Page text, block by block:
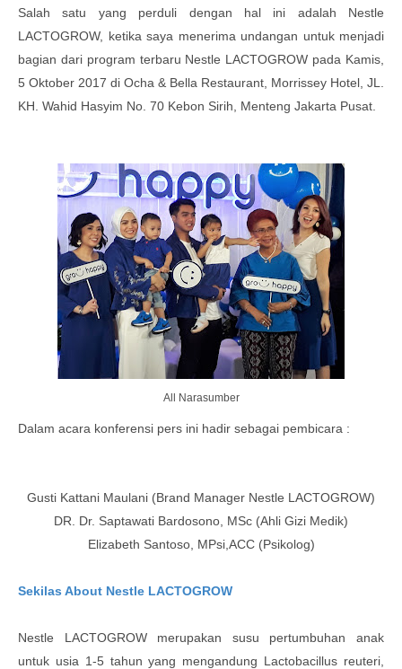
Salah satu yang perduli dengan hal ini adalah Nestle
LACTOGROW, ketika saya menerima undangan untuk menjadi
bagian dari program terbaru Nestle LACTOGROW pada Kamis,
5 Oktober 2017 di Ocha & Bella Restaurant, Morrissey Hotel, JL.
KH. Wahid Hasyim No. 70 Kebon Sirih, Menteng Jakarta Pusat.
All Narasumber
Dalam acara konferensi pers ini hadir sebagai pembicara :
Gusti Kattani Maulani (Brand Manager Nestle LACTOGROW)
DR. Dr. Saptawati Bardosono, MSc (Ahli Gizi Medik)
Elizabeth Santoso, MPsi,ACC (Psikolog)
Sekilas About Nestle LACTOGROW
Nestle LACTOGROW merupakan susu pertumbuhan anak
untuk usia 1-5 tahun yang mengandung Lactobacillus reuteri,